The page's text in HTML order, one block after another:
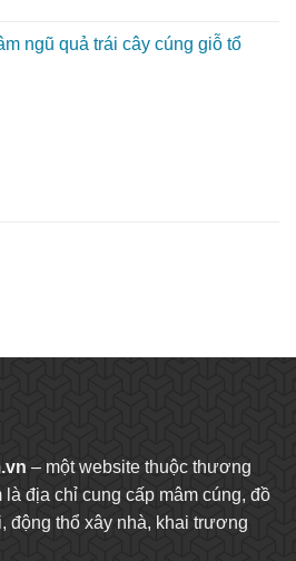
ngũ quả trái cây cúng giỗ tổ
– một website thuộc thương
địa chỉ cung cấp mâm cúng, đồ
động thổ xây nhà, khai trương